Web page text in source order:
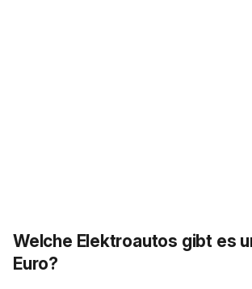
Welche Elektroautos gibt es
Euro?